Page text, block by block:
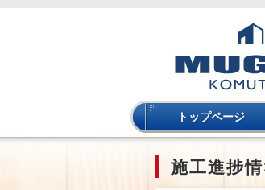
トップページ
施工進捗